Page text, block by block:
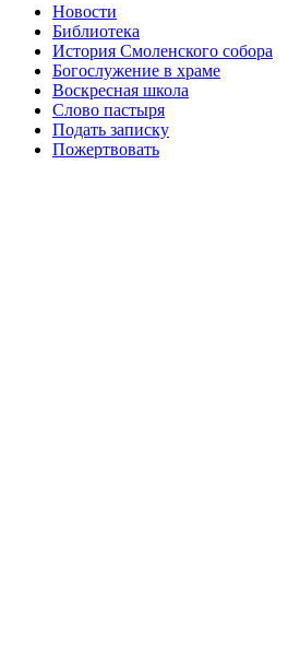
Новости
Библиотека
История Смоленского собора
Богослужение в храме
Воскресная школа
Слово пастыря
Подать записку
Пожертвовать